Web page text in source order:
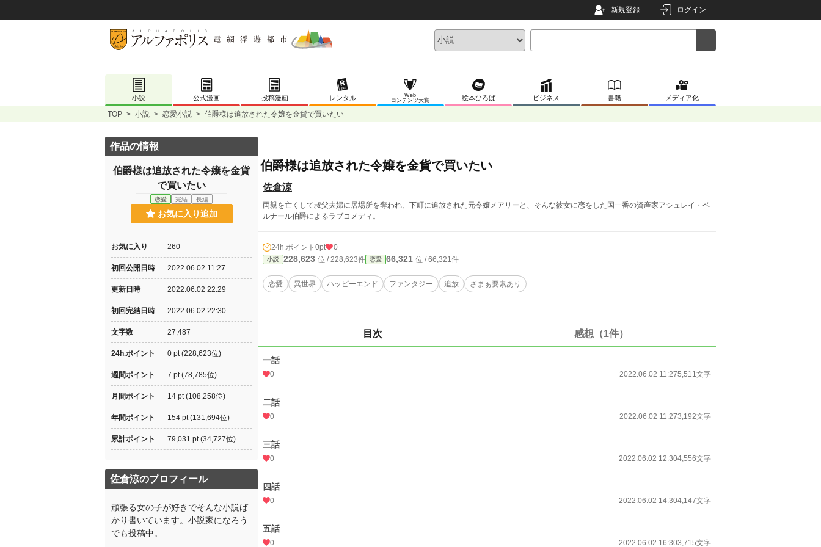
新規登録 ログイン
小説 公式漫画 投稿漫画 レンタル
Web
コンテンツ大賞
絵本ひろば ビジネス 書籍 メディア化
TOP > 小説 > 恋愛小説 > 伯爵様は追放された令嬢を金貨で買いたい
伯爵様は追放された令嬢を金貨で買いたい
佐倉涼
両親を亡くして叔父夫婦に居場所を奪われ、下町に追放された元令嬢メアリーと、そんな彼女に恋をした国一番の資産家アシュレイ・ベ
ルナール伯爵によるラブコメディ。
24h.ポイント 0pt 0
小説 228,623 位 / 228,623件 恋愛 66,321 位 / 66,321件
恋愛 異世界 ハッピーエンド ファンタジー 追放 ざまぁ要素あり
目次 感想（1件）
一話
0 2022.06.02 11:275,511文字
二話
0 2022.06.02 11:273,192文字
三話
0 2022.06.02 12:304,556文字
四話
0 2022.06.02 14:304,147文字
五話
0 2022.06.02 16:303,715文字
作品の情報
伯爵様は追放された令嬢を金貨
で買いたい
恋愛 完結 長編
お気に入り追加
お気に入り 260
初回公開日時 2022.06.02 11:27
更新日時 2022.06.02 22:29
初回完結日時 2022.06.02 22:30
文字数 27,487
24h.ポイント 0 pt (228,623位)
週間ポイント 7 pt (78,785位)
月間ポイント 14 pt (108,258位)
年間ポイント 154 pt (131,694位)
累計ポイント 79,031 pt (34,727位)
佐倉涼のプロフィール
頑張る女の子が好きでそんな小説ば
かり書いています。小説家になろう
でも投稿中。